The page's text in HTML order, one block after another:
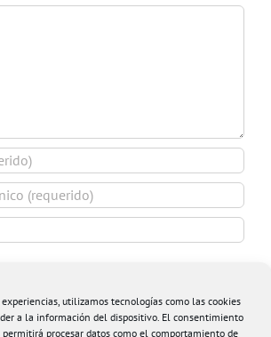
utilizamos tecnologías como las cookies
a la información del dispositivo. El consentimiento
procesar datos como el comportamiento de
próxima vez que comente.